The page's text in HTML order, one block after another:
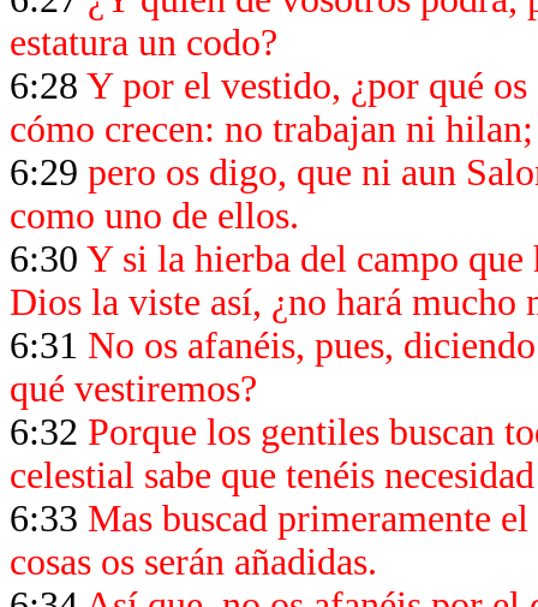
estatura un codo?
6:28 Y por el vestido, ¿por qué
cómo crecen: no trabajan ni hilan;
6:29 pero os digo, que ni aun
como uno de ellos.
6:30 Y si la hierba del campo que
Dios la viste así, ¿no hará mucho
6:31 No os afanéis, pues,
qué vestiremos?
6:32 Porque los gentiles buscan
celestial sabe que tenéis
6:33 Mas buscad primeramente
cosas os serán añadidas.